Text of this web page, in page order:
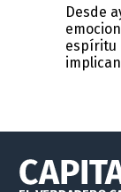
Desde
espíritu